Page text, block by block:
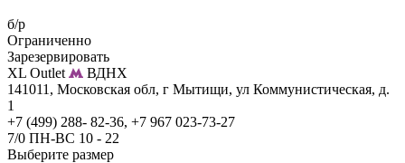
б/р
Ограниченно
Зарезервировать
XL Outlet
ВДНХ
141011, Московская обл, г Мытищи, ул Коммунистическая, д.
1
+7 (499) 288- 82-36, +7 967 023-73-27
7/0 ПН-ВС 10 - 22
Выберите размер